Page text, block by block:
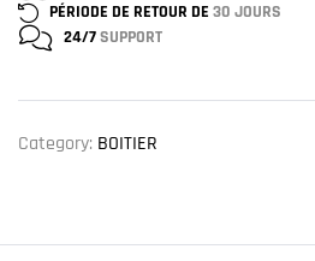
PÉRIODE DE RETOUR DE 30 JOURS
24/7SUPPORT
Category: BOITIER